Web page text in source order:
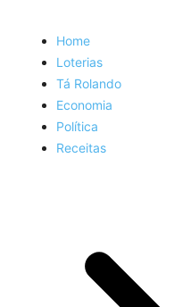
Home
Loterias
Tá Rolando
Economia
Política
Receitas